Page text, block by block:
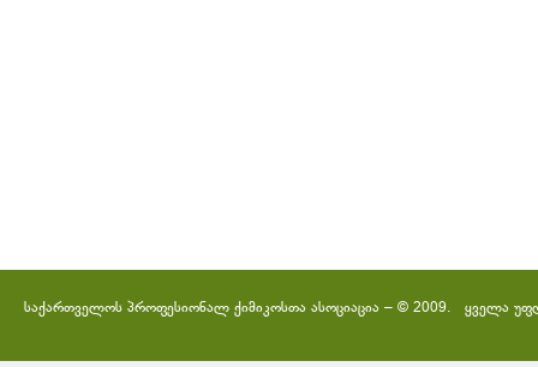
საქართველოს პროფესიონალ ქიმიკოსთა ასოციაცია – © 2009. ყველა